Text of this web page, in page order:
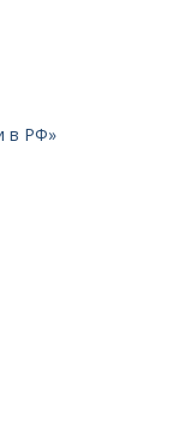
в РФ»